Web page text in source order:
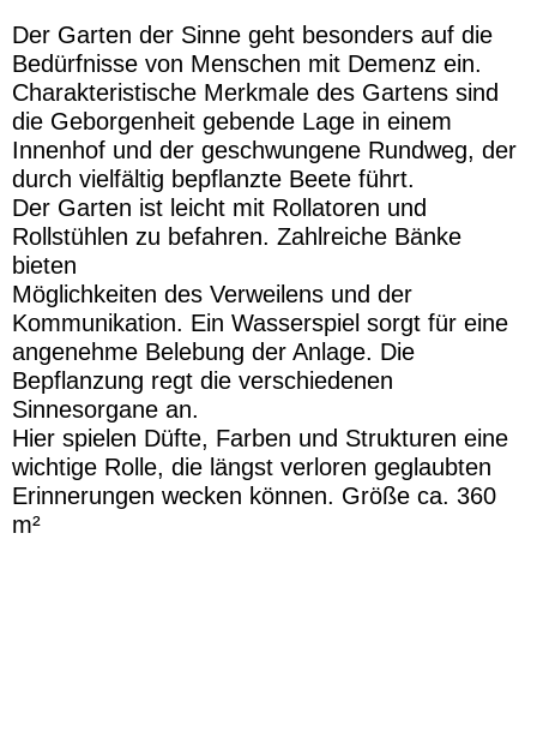
Der Garten der Sinne geht besonders auf die
Bedürfnisse von Menschen mit Demenz ein.
Charakteristische Merkmale des Gartens sind
die Geborgenheit gebende Lage in einem
Innenhof und der geschwungene Rundweg, der
durch vielfältig bepflanzte Beete führt.
Der Garten ist leicht mit Rollatoren und
Rollstühlen zu befahren. Zahlreiche Bänke
bieten
Möglichkeiten des Verweilens und der
Kommunikation. Ein Wasserspiel sorgt für eine
angenehme Belebung der Anlage. Die
Bepflanzung regt die verschiedenen
Sinnesorgane an.
Hier spielen Düfte, Farben und Strukturen eine
wichtige Rolle, die längst verloren geglaubten
Erinnerungen wecken können. Größe ca. 360
m²